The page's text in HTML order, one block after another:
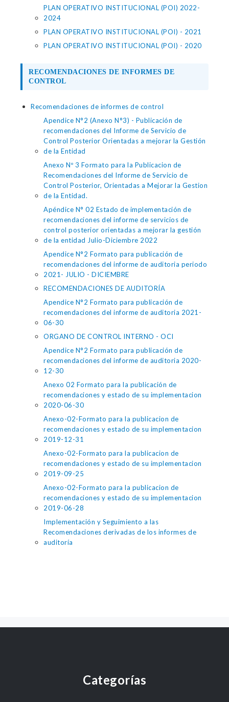
PLAN OPERATIVO INSTITUCIONAL (POI) 2022-
2024
PLAN OPERATIVO INSTITUCIONAL (POI) - 2021
PLAN OPERATIVO INSTITUCIONAL (POI) - 2020
RECOMENDACIONES DE INFORMES DE
CONTROL
Recomendaciones de informes de control
Apendice N°2 (Anexo N°3) - Publicación de
recomendaciones del Informe de Servicio de
Control Posterior Orientadas a mejorar la Gestión
de la Entidad
Anexo Nº 3 Formato para la Publicacion de
Recomendaciones del Informe de Servicio de
Control Posterior, Orientadas a Mejorar la Gestion
de la Entidad.
Apéndice N° 02 Estado de implementación de
recomendaciones del informe de servicios de
control posterior orientadas a mejorar la gestión
de la entidad Julio-Diciembre 2022
Apendice N°2 Formato para publicación de
recomendaciones del informe de auditoria periodo
2021- JULIO - DICIEMBRE
RECOMENDACIONES DE AUDITORÍA
Apendice N°2 Formato para publicación de
recomendaciones del informe de auditoria 2021-
06-30
ORGANO DE CONTROL INTERNO - OCI
Apendice N°2 Formato para publicación de
recomendaciones del informe de auditoria 2020-
12-30
Anexo 02 Formato para la publicación de
recomendaciones y estado de su implementacion
2020-06-30
Anexo-02-Formato para la publicacion de
recomendaciones y estado de su implementacion
2019-12-31
Anexo-02-Formato para la publicacion de
recomendaciones y estado de su implementacion
2019-09-25
Anexo-02-Formato para la publicacion de
recomendaciones y estado de su implementacion
2019-06-28
Implementación y Seguimiento a las
Recomendaciones derivadas de los informes de
auditoría
Categorías